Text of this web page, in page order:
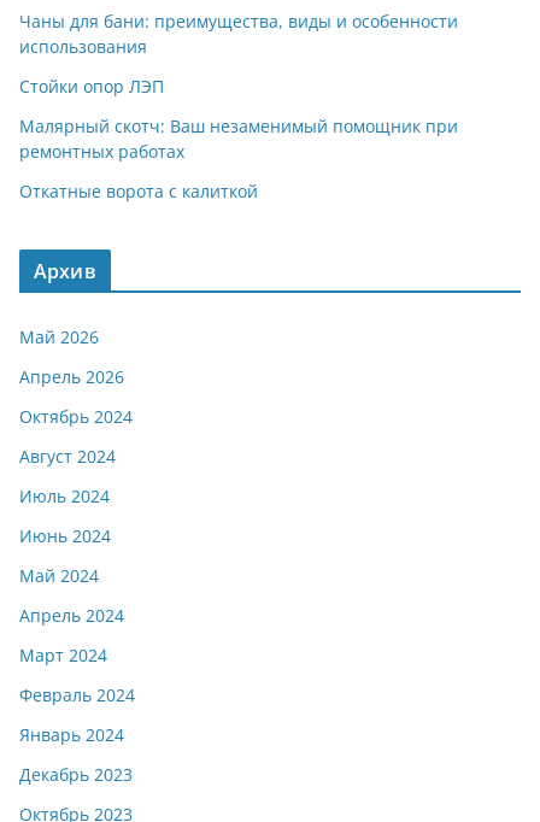
Чаны для бани: преимущества, виды и особенности
использования
Стойки опор ЛЭП
Малярный скотч: Ваш незаменимый помощник при
ремонтных работах
Откатные ворота с калиткой
Архив
Май 2026
Апрель 2026
Октябрь 2024
Август 2024
Июль 2024
Июнь 2024
Май 2024
Апрель 2024
Март 2024
Февраль 2024
Январь 2024
Декабрь 2023
Октябрь 2023